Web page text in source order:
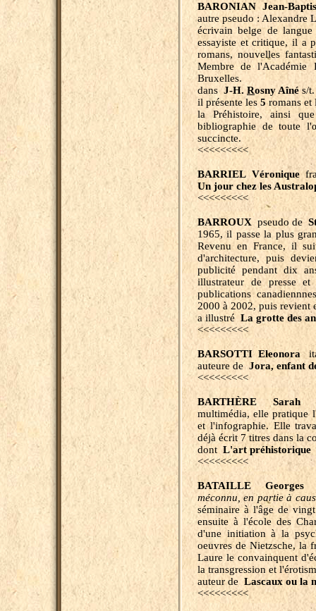
BARONIAN Jean-
autre pseudo : Alexandre
écrivain belge de
essayiste et critique, il a
romans, nouvelles
Membre de l'Académie
Bruxelles.
dansJ-H. Rosny Aîné s/t.
il présente les5romans et
la Préhistoire, ainsi
bibliographie de toute
succincte.
<<<<<<<<<
BARRIEL Véronique
Un jour chez les
<<<<<<<<<
BARROUXpseudo de
1965, il passe la plus
Revenu en France, il
d'architecture, puis
publicité pendant dix
illustrateur de presse et
publications
2000 à 2002, puis revient
a illustré La grotte des
<<<<<<<<<
BARSOTTI Eleonora
auteure deJora, enfant
<<<<<<<<<
BARTHÈRE Sarah
multimédia, elle pratique
et l'infographie. Elle
déjà écrit 7 titres dans la
dont L'art préhistorique
<<<<<<<<<
BATAILLE Georges
méconnu, en partie à
séminaire à l'âge de
ensuite à l'école des
d'une initiation à la
oeuvres de Nietzsche, la
Laure le convainquent
la transgression et
auteur de Lascaux ou la
<<<<<<<<<